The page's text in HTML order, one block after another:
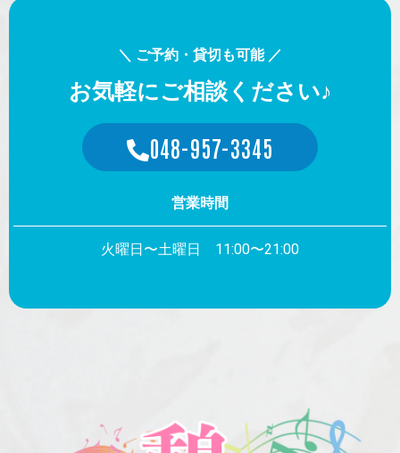
＼ ご予約・貸切も可能 ／
お気軽にご相談ください♪
048-957-3345
営業時間
火曜日〜土曜日 11:00〜21:00